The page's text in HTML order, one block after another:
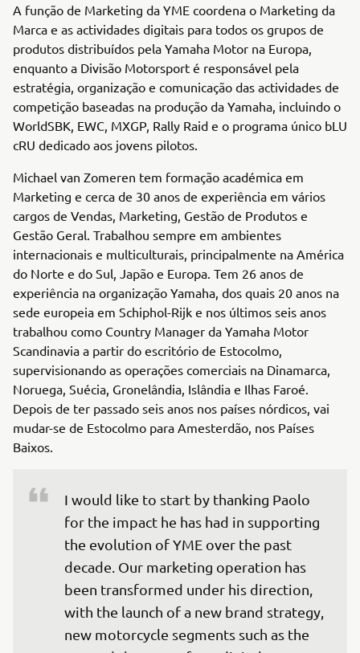
A função de Marketing da YME coordena o Marketing da
Marca e as actividades digitais para todos os grupos de
produtos distribuídos pela Yamaha Motor na Europa,
enquanto a Divisão Motorsport é responsável pela
estratégia, organização e comunicação das actividades de
competição baseadas na produção da Yamaha, incluindo o
WorldSBK, EWC, MXGP, Rally Raid e o programa único bLU
cRU dedicado aos jovens pilotos.
Michael van Zomeren tem formação académica em
Marketing e cerca de 30 anos de experiência em vários
cargos de Vendas, Marketing, Gestão de Produtos e
Gestão Geral. Trabalhou sempre em ambientes
internacionais e multiculturais, principalmente na América
do Norte e do Sul, Japão e Europa. Tem 26 anos de
experiência na organização Yamaha, dos quais 20 anos na
sede europeia em Schiphol-Rijk e nos últimos seis anos
trabalhou como Country Manager da Yamaha Motor
Scandinavia a partir do escritório de Estocolmo,
supervisionando as operações comerciais na Dinamarca,
Noruega, Suécia, Gronelândia, Islândia e Ilhas Faroé.
Depois de ter passado seis anos nos países nórdicos, vai
mudar-se de Estocolmo para Amesterdão, nos Países
Baixos.
I would like to start by thanking Paolo
for the impact he has had in supporting
the evolution of YME over the past
decade. Our marketing operation has
been transformed under his direction,
with the launch of a new brand strategy,
new motorcycle segments such as the